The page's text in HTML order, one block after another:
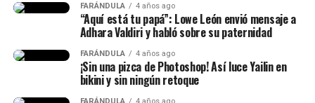
reacciones y se avivaron luego de que Calderón contara,
en una dinámica de preguntas y respuestas en sus
historias de Instagram, q
desde hace siete años.
FARÁNDULA 4 años ago
“Aquí está tu papá”: Lowe León envió mensaje a
Adhara Valdiri y habló sobre su paternidad
FARÁNDULA 4 años ago
¡Sin una pizca de Photoshop! Así luce Yailin en
bikini y sin ningún retoque
FARÁNDULA 4 años ago